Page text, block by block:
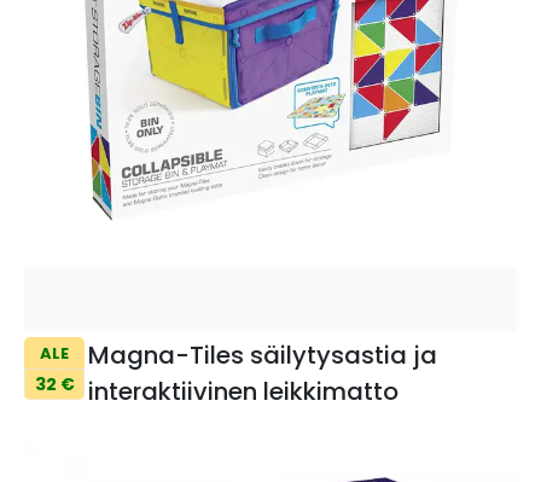
ALE
32 €
Magna-Tiles säilytysastia ja
interaktiivinen leikkimatto